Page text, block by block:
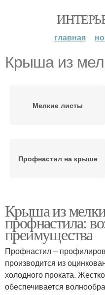
главная
Крыша из
Мелкие листы
Профнастил на крыше
листов
Крыша из
профнастила:
преимущества
Профнастил –
производится из
холодного проката.
обеспечивается